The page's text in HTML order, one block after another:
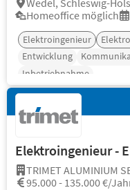
Wedel, Schleswig-
Homeoffice möglich
Elektroingenieur
Entwicklung
Inbetriebnahme
Elektroingenieur -
TRIMET ALUMINIUM
95.000 - 135.000 €/